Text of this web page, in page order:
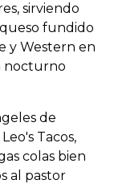
sirviendo
fundido
y Western en
nocturno
de
Tacos,
colas bien
al pastor